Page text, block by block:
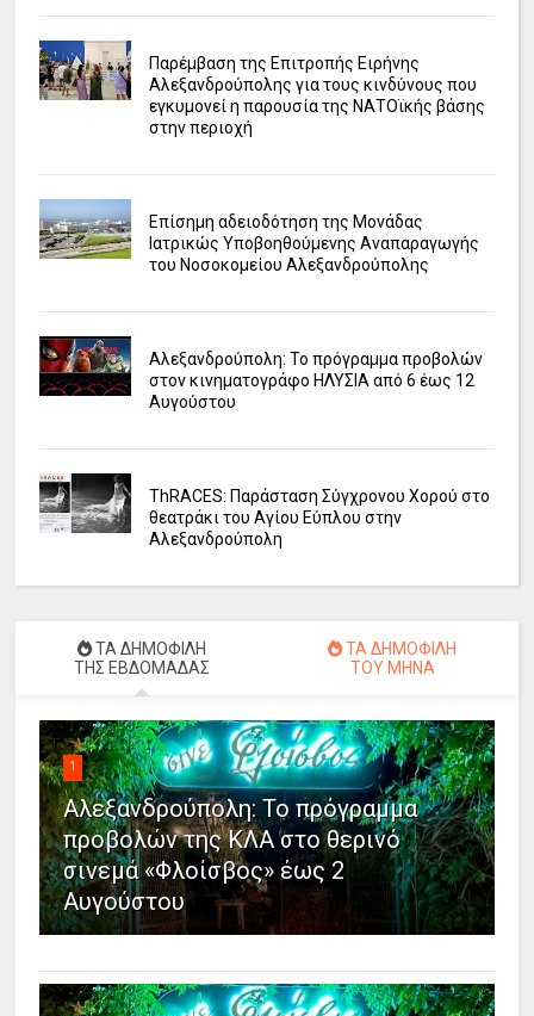
Παρέμβαση της Επιτροπής Ειρήνης
Αλεξανδρούπολης για τους κινδύνους που
εγκυμονεί η παρουσία της ΝΑΤΟϊκής βάσης
στην περιοχή
Επίσημη αδειοδότηση της Μονάδας
Ιατρικώς Υποβοηθούμενης Αναπαραγωγής
του Νοσοκομείου Αλεξανδρούπολης
Αλεξανδρούπολη: Το πρόγραμμα προβολών
στον κινηματογράφο ΗΛΥΣΙΑ από 6 έως 12
Αυγούστου
ΤhRACES: Παράσταση Σύγχρονου Χορού στο
θεατράκι του Αγίου Εύπλου στην
Αλεξανδρούπολη
ΤΑ ΔΗΜΟΦΙΛΗ
ΤΗΣ ΕΒΔΟΜΑΔΑΣ
ΤΑ ΔΗΜΟΦΙΛΗ
ΤΟΥ ΜΗΝΑ
1
Αλεξανδρούπολη: Το πρόγραμμα
προβολών της ΚΛΑ στο θερινό
σινεμά «Φλοίσβος» έως 2
Αυγούστου